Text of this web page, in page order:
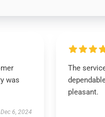
was
Dec 6, 2024
The
pleasant.